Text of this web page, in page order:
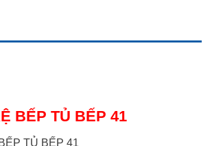
BẾP TỦ BẾP 41